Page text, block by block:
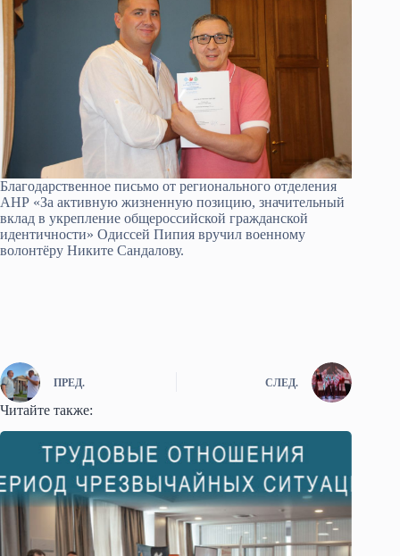
Благодарственное письмо от регионального отделения
АНР «За активную жизненную позицию, значительный
вклад в укрепление общероссийской гражданской
идентичности» Одиссей Пипия вручил военному
волонтёру Никите Сандалову.
ПРЕД. СЛЕД.
Читайте также: